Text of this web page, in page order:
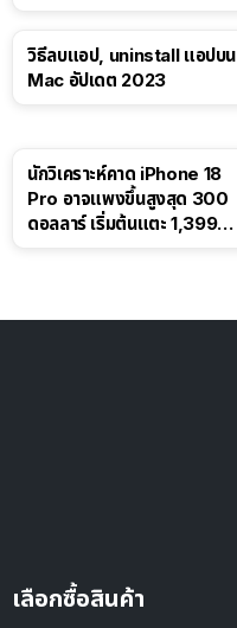
วิธีลบแอป, uninstall แอปบน
Mac อัปเดต 2023
นักวิเคราะห์คาด iPhone 18
Pro อาจแพงขึ้นสูงสุด 300
ดอลลาร์ เริ่มต้นแตะ 1,399
เลือกซื้อสินค้า